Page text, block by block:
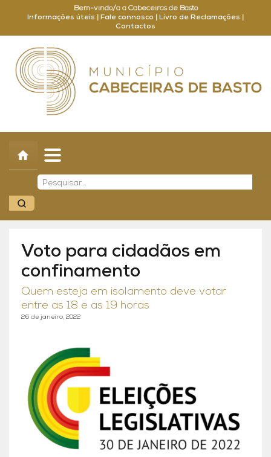
Bem-vindo/a a Cabeceiras de Basto
Informações úteis
Fale connosco Livro de Reclamações
Contactos
Concelho
Município
Turismo
Cultura
Outros
Balcão Online
Voto para cidadãos em
confinamento
Quem esteja em isolamento deve votar
entre as 18 e as 19 horas
26 de janeiro, 2022